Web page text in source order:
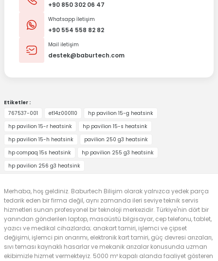
+90 850 302 06 47
Whatsapp İletişim
+90 554 558 82 82
Mail iletişim
destek@baburtech.com
Etiketler :
767537-001
et14z000110
hp pavilion 15-g heatsink
hp pavilion 15-r heatsink
hp pavilion 15-s heatsink
hp pavilion 15-h heatsink
pavilion 250 g3 heatsink
hp compaq 15s heatsink
hp pavilion 255 g3 heatsink
hp pavilion 256 g3 heatsink
Merhaba, hoş geldiniz. Baburtech Bilişim olarak yalnızca yedek parça
tedarik eden bir firma değil, aynı zamanda ileri seviye teknik servis
hizmetleri sunan profesyonel bir teknoloji merkezidir. Türkiye'nin dört bir
yanından gönderilen laptop, masaüstü bilgisayar, cep telefonu, tablet,
yazıcı ve medikal cihazlarda; anakart tamiri, işlemci ve çipset
değişimi, işlemci pin onarımı, elektronik kart tamiri, güç devresi arızaları,
sıvı teması kaynaklı hasarlar ve mekanik arızalar konusunda uzman
ekibimizle hizmet vermekteyiz. 5000 m² kapalı alanda faaliyet gösteren